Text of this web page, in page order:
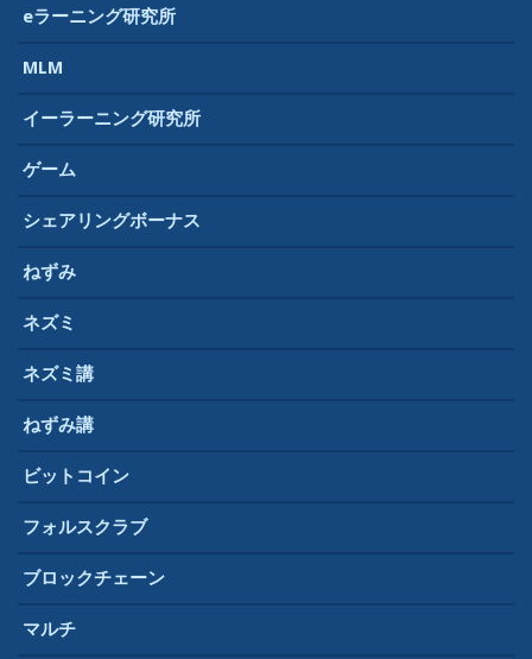
eラーニング研究所
MLM
イーラーニング研究所
ゲーム
シェアリングボーナス
ねずみ
ネズミ
ネズミ講
ねずみ講
ビットコイン
フォルスクラブ
ブロックチェーン
マルチ